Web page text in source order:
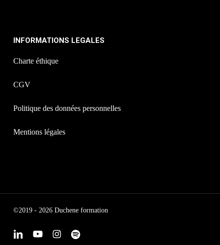
INFORMATIONS LEGALES
Charte éthique
CGV
Politique des données personnelles
Mentions légales
©2019 - 2026 Duchene formation
linkedinyoutubeinstagramspotify